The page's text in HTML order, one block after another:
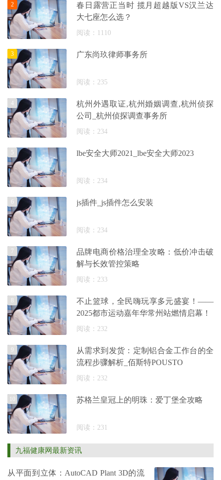
春日露营正当时 揽月超越版VS汉兰达
大七座怎么选？
阅读：1110
2
广东尚玖律师事务所
阅读：235
3
杭州外遇取证,杭州婚姻调查,杭州侦探
公司_杭州侦探调查事务所
阅读：234
4
lbe安全大师2021_lbe安全大师2023
阅读：234
5
js插件_js插件怎么安装
阅读：234
6
品牌电商价格治理全攻略：低价冲击破
解与长效管控策略
阅读：233
7
不止篮球，全民嗨玩享多元盛宴！——
2025都市运动嘉年华常州站燃情启幕！
阅读：232
从需求到发货：定制铝合金工作台的全
流程步骤解析_佰斯特POUSTO
阅读：232
9
苏格兰皇冠上的明珠：爱丁堡全攻略
阅读：231
九福健康网最新资讯
从平面到立体：AutoCAD Plant 3D的流